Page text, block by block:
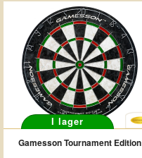
I lager
Gamesson Tournament Edition